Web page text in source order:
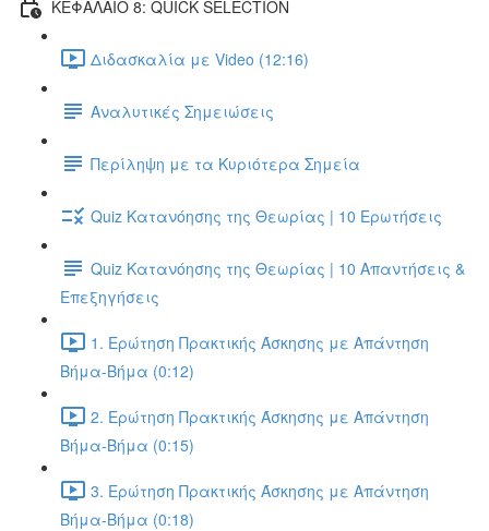
ΚΕΦΑΛΑΙΟ 8: QUICK SELECTION
Διδασκαλία με Video (12:16)
Αναλυτικές Σημειώσεις
Περίληψη με τα Κυριότερα Σημεία
Quiz Κατανόησης της Θεωρίας | 10 Ερωτήσεις
Quiz Κατανόησης της Θεωρίας | 10 Απαντήσεις &
Επεξηγήσεις
1. Ερώτηση Πρακτικής Άσκησης με Απάντηση
Βήμα-Βήμα (0:12)
2. Ερώτηση Πρακτικής Άσκησης με Απάντηση
Βήμα-Βήμα (0:15)
3. Ερώτηση Πρακτικής Άσκησης με Απάντηση
Βήμα-Βήμα (0:18)